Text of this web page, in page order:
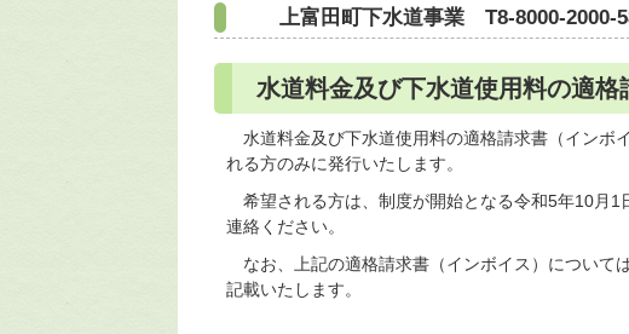
上富田町下水道事業 T8-8000-2000-
水道料金及び下水道使用料の適
水道料金及び下水道使用料の適格請求書（インボ
れる方のみに発行いたします。
希望される方は、制度が開始となる令和5年10月1
連絡ください。
なお、上記の適格請求書（インボイス）について
記載いたします。